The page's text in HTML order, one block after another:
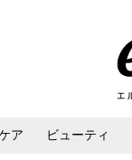
ア ビューティ